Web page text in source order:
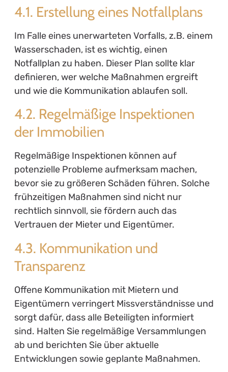
4.1. Erstellung eines Notfallplans
Im Falle eines unerwarteten Vorfalls, z.B. einem
Wasserschaden, ist es wichtig, einen
Notfallplan zu haben. Dieser Plan sollte klar
definieren, wer welche Maßnahmen ergreift
und wie die Kommunikation ablaufen soll.
4.2. Regelmäßige Inspektionen
der Immobilien
Regelmäßige Inspektionen können auf
potenzielle Probleme aufmerksam machen,
bevor sie zu größeren Schäden führen. Solche
frühzeitigen Maßnahmen sind nicht nur
rechtlich sinnvoll, sie fördern auch das
Vertrauen der Mieter und Eigentümer.
4.3. Kommunikation und
Transparenz
Offene Kommunikation mit Mietern und
Eigentümern verringert Missverständnisse und
sorgt dafür, dass alle Beteiligten informiert
sind. Halten Sie regelmäßige Versammlungen
ab und berichten Sie über aktuelle
Entwicklungen sowie geplante Maßnahmen.